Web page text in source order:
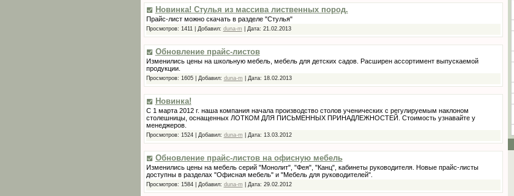
Новинка! Стулья из массива лиственных пород.
Прайс-лист можно скачать в разделе "Стулья"
Просмотров: 1411 Добавил: duna-m Дата: 21.02.2013
Обновление прайс-листов
Изменились цены на школьную мебель, мебель для детских садов. Расширен ассортимент выпускаемой
продукции.
Просмотров: 1605 Добавил: duna-m Дата: 18.02.2013
Новинка!
С 1 марта 2012 г. наша компания начала производство столов ученических с регулируемым наклоном
столешницы, оснащенных ЛОТКОМ ДЛЯ ПИСЬМЕННЫХ ПРИНАДЛЕЖНОСТЕЙ. Стоимость узнавайте у
менеджеров.
Просмотров: 1524 Добавил: duna-m Дата: 13.03.2012
Обновление прайс-листов на офисную мебель
Изменились цены на мебель серий "Монолит", "Фея", "Канц", кабинеты руководителя. Новые прайс-листы
доступны в разделах "Офисная мебель" и "Мебель для руководителей".
Просмотров: 1584 Добавил: duna-m Дата: 29.02.2012